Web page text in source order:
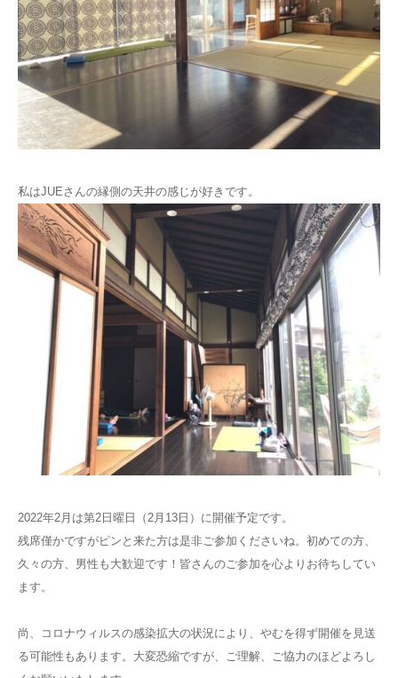
私はJUEさんの縁側の天井の感じが好きです。
2022年2月は第2日曜日（2月13日）に開催予定です。
残席僅かですがピンと来た方は是非ご参加くださいね。初めての方、
久々の方、男性も大歓迎です！皆さんのご参加を心よりお待ちしてい
ます。
尚、コロナウィルスの感染拡大の状況により、やむを得ず開催を見送
る可能性もあります。大変恐縮ですが、ご理解、ご協力のほどよろし